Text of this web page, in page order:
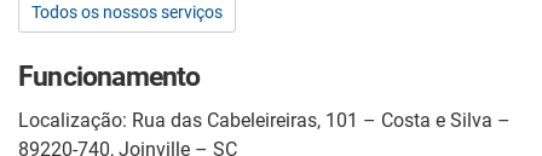
Todos os nossos serviços
Funcionamento
Localização: Rua das Cabeleireiras, 101 – Costa e Silva –
89220-740, Joinville – SC